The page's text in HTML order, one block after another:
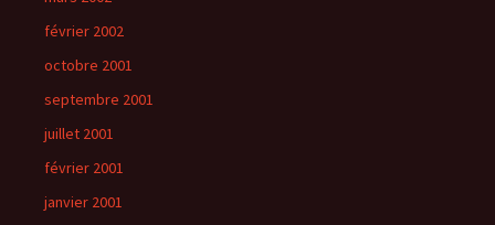
février 2002
octobre 2001
septembre 2001
juillet 2001
février 2001
janvier 2001